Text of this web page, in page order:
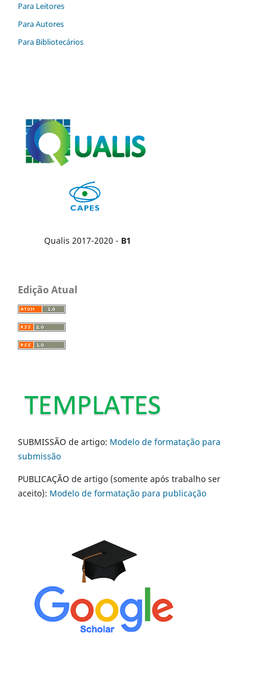
Para Leitores
Para Autores
Para Bibliotecários
Qualis 2017-2020 - B1
Edição Atual
SUBMISSÃO de artigo: Modelo de formatação para
submissão
PUBLICAÇÃO de artigo (somente após trabalho ser
aceito): Modelo de formatação para publicação